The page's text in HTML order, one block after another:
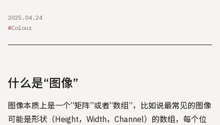
2025.04.24
Colour
什么是“图像”
图像本质上是一个“矩阵”或者“数组”，比如说最常见的图像
可能是形状（Height，Width，Channel）的数组，每个位